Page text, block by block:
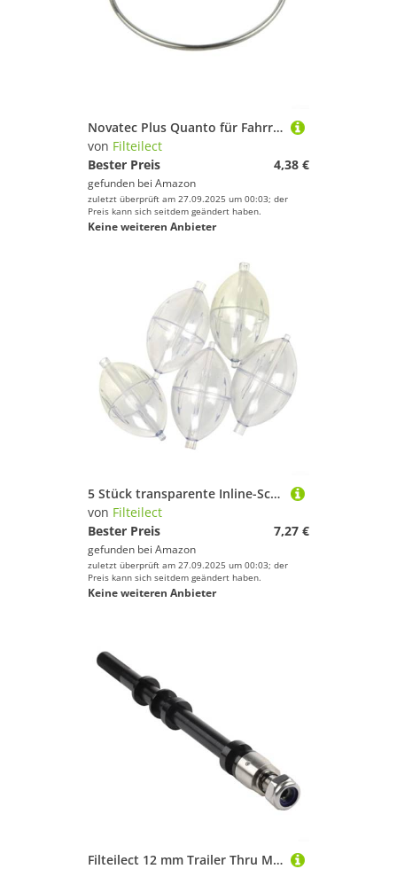
Novatec Plus Quanto für Fahrrad, Metall, 20 mm Feder, Fahrradteil, Klaue plus 26 mm Durchmesser, Nabenkörper-Komponente, Ersatz für Wartung
von Filteilect
Bester Preis
4,38 €
gefunden bei Amazon
zuletzt überprüft am 27.09.2025 um 00:03; der
Preis kann sich seitdem geändert haben.
Keine weiteren Anbieter
5 Stück transparente Inline-Schwimmer, hohle Bälle, oval, mit flexiblem Auftrieb, für See- und Bachangeln, 74 x 43 cm
von Filteilect
Bester Preis
7,27 €
gefunden bei Amazon
zuletzt überprüft am 27.09.2025 um 00:03; der
Preis kann sich seitdem geändert haben.
Keine weiteren Anbieter
Filteilect 12 mm Trailer Thru Mountain Adapter 160178 mm P10 für Fahrrad, Vordergabel mit Gewinde für Plus Tunable Achse, kompatibel mit Breitenfahrrädern